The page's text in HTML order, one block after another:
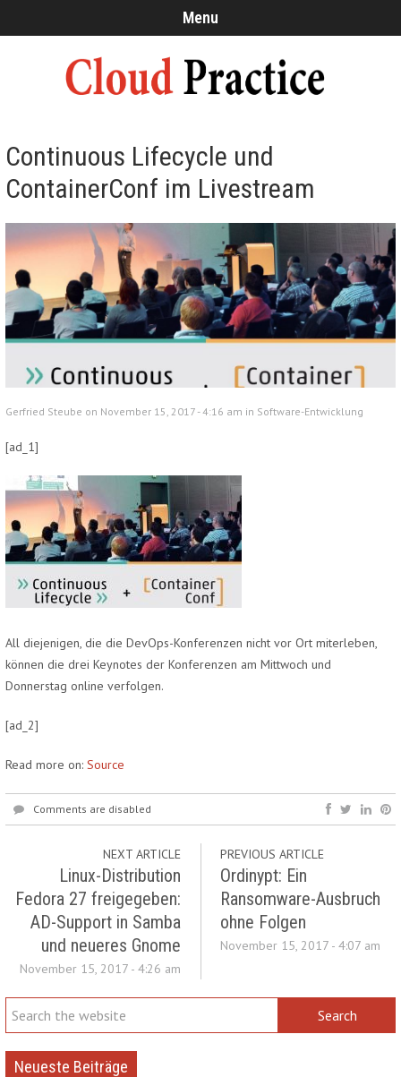
Menu
Continuous Lifecycle und
ContainerConf im Livestream
Gerfried Steube on November 15, 2017 - 4:16 am in Software-Entwicklung
[ad_1]
All diejenigen, die die DevOps-Konferenzen nicht vor Ort miterleben,
können die drei Keynotes der Konferenzen am Mittwoch und
Donnerstag online verfolgen.
[ad_2]
Read more on: Source
Comments are disabled
NEXT ARTICLE
Linux-Distribution
Fedora 27 freigegeben:
AD-Support in Samba
und neueres Gnome
November 15, 2017 - 4:26 am
PREVIOUS ARTICLE
Ordinypt: Ein
Ransomware-Ausbruch
ohne Folgen
November 15, 2017 - 4:07 am
Neueste Beiträge